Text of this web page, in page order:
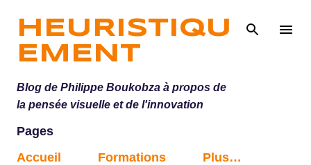
Accéder au contenu principal
HEURISTIQU
EMENT
Blog de Philippe Boukobza à propos de
la pensée visuelle et de l'innovation
Pages
Accueil
Formations Plus…